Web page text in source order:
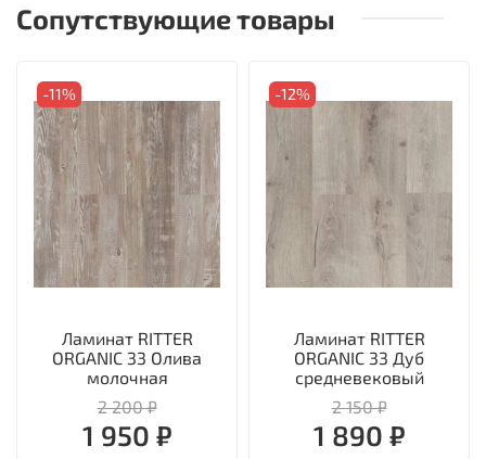
Сопутствующие товары
-11%
Ламинат RITTER
ORGANIC 33 Олива
молочная
2 200 ₽
1 950 ₽
-12%
Ламинат RITTER
ORGANIC 33 Дуб
средневековый
2 150 ₽
1 890 ₽